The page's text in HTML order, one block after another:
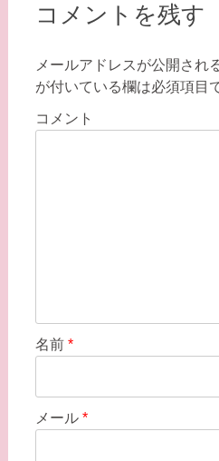
コメントを残す
メールアドレスが公開され
が付いている欄は必須項目
コメント
名前 *
メール *